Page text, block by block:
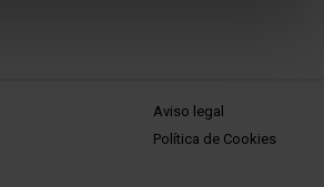
MENÚ PEU 1
Aviso legal
Política de Cookies